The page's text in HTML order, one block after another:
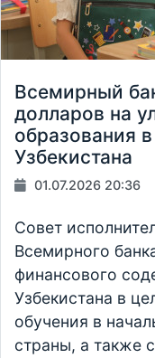
Всемирный
долларов на
образования
Узбекистана
01.07.2026 20:36
Совет
Всемирного
финансового
Узбекистана в
обучения в
страны, а также